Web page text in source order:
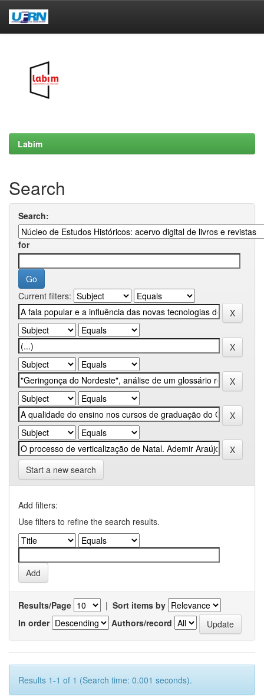
Labim
Search
Search:
for
Current filters:
Start a new search
Add filters:
Use filters to refine the search results.
Results/Page | Sort items by
In order
Authors/record
Results 1-1 of 1 (Search time: 0.001 seconds).